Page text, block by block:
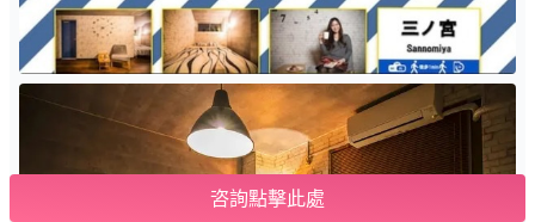
咨詢點擊此處